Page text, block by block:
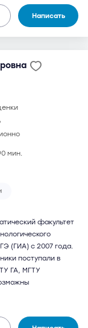
Написать
мин.
факультет
(ГИА) с 2007 года.
поступали в
ГА, МГТУ